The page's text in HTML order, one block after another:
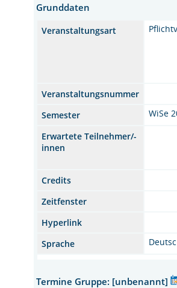
Grunddaten
Veranstaltungsart
Veranstaltungsnummer
Semester
WiSe
Erwartete Teilnehmer/-
innen
Credits
Zeitfenster
Hyperlink
Sprache
Termine Gruppe: [unbenannt]